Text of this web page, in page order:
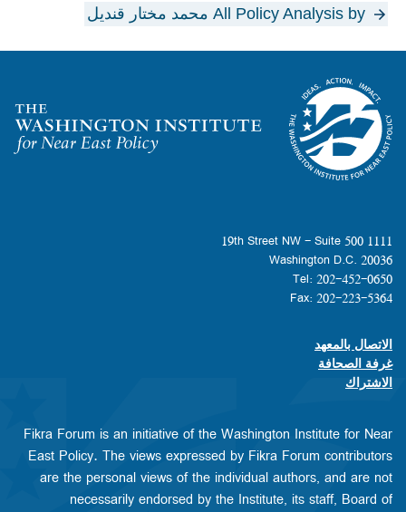
All Policy Analysis by محمد مختار قنديل
Homepage
1111 19th Street NW - Suite 500
Washington D.C. 20036
Tel: 202-452-0650
Fax: 202-223-5364
Footer contact links
الاتصال بالمعهد
غرفة الصحافة
الاشتراك
Fikra Forum is an initiative of the Washington Institute for Near
East Policy. The views expressed by Fikra Forum contributors
are the personal views of the individual authors, and are not
necessarily endorsed by the Institute, its staff, Board of